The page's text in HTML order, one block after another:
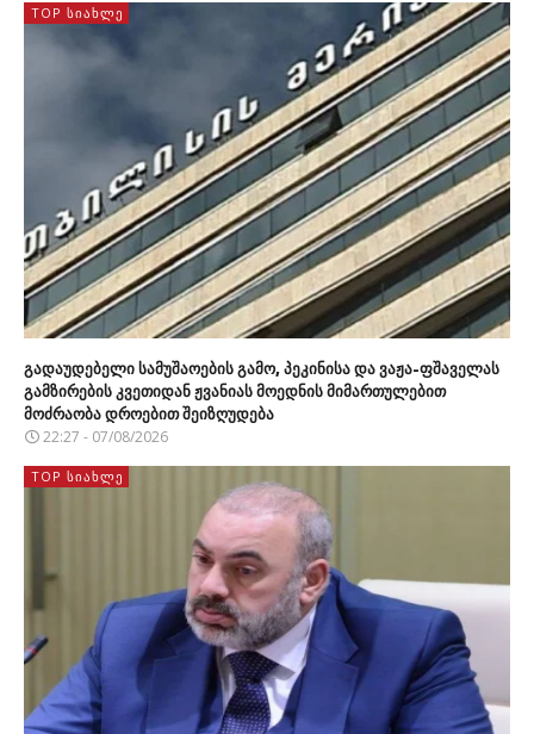
TOP ᲡᲘᲐᲮᲚᲔ
გადაუდებელი სამუშაოების გამო, პეკინისა და ვაჟა-ფშაველას
გამზირების კვეთიდან ჟვანიას მოედნის მიმართულებით
მოძრაობა დროებით შეიზღუდება
22:27 - 07/08/2026
TOP ᲡᲘᲐᲮᲚᲔ